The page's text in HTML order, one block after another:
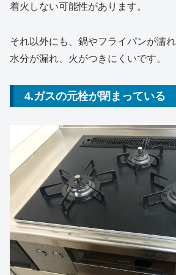
着火しない可能性があります。
それ以外にも、鍋やフライパンが濡
水分が漏れ、火がつきにくいです。
4.ガスの元栓が閉まっている